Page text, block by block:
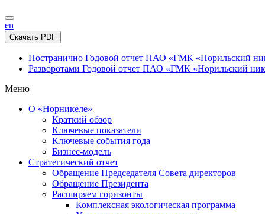
en
Скачать PDF
Постранично Годовой отчет ПАО «ГМК «Норильский
Разворотами Годовой отчет ПАО «ГМК «Норильский
Меню
О «Норникеле»
Краткий обзор
Ключевые показатели
Ключевые события года
Бизнес-модель
Стратегический отчет
Обращение Председателя Совета директоров
Обращение Президента
Расширяем горизонты
Комплексная экологическая программа